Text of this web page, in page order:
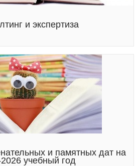
и экспертиза
и памятных дат на
учебный год